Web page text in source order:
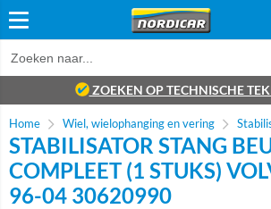
ZOEKEN OP TECHNISCHE
Home Wiel, wielophanging en vering
STABILISATOR STANG
COMPLEET (1 STUKS)
96-04 30620990